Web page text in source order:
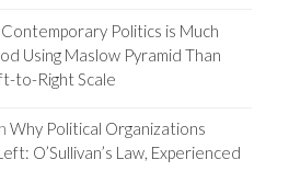
Contemporary Politics is Much
Using Maslow Pyramid Than
to-Right Scale
Why Political Organizations
O’Sullivan’s Law, Experienced